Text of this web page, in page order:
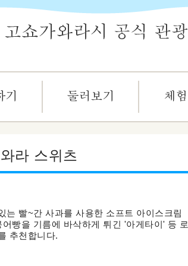
라 스위츠
는 빨~간 사과를 사용한 소프트 아이스크림
빵을 기름에 바삭하게 튀긴 '아게타이' 등 로
추천합니다.